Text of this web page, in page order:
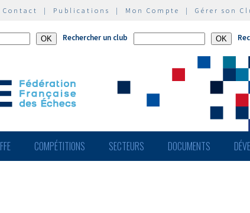
Contact | Publications | Mon Compte | Gérer son
Rechercher un club
FFE COMPÉTITIONS SECTEURS DOCUMENTS